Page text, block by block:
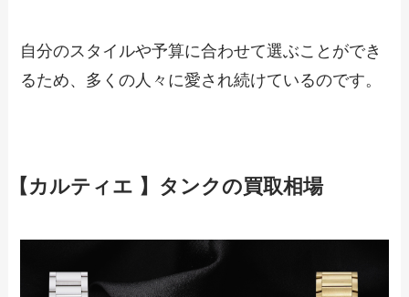
自分のスタイルや予算に合わせて選ぶことができ
るため、多くの人々に愛され続けているのです。
【カルティエ 】タンクの買取相場